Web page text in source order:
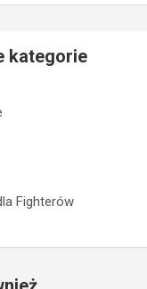
kategorie
Fighterów